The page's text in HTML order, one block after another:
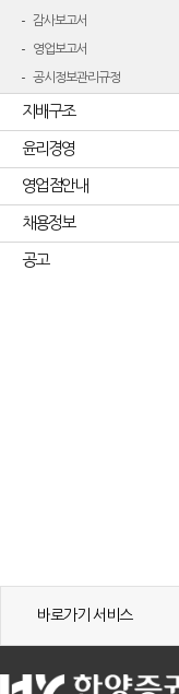
감사보고서
영업보고서
공시정보관리규정
지배구조
윤리경영
영업점안내
채용정보
공고
바로가기 서비스